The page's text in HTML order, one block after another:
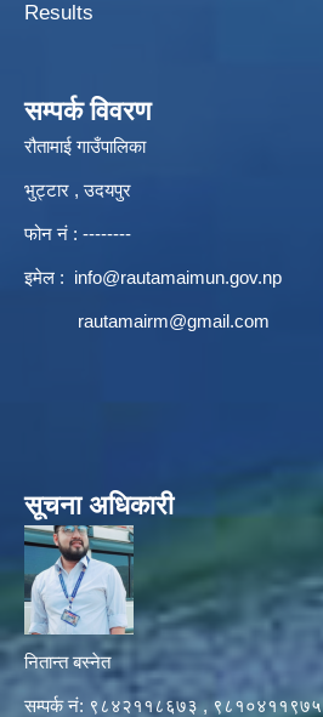
Results
सम्पर्क विवरण
रौतामाई गाउँपालिका
भुट्टार , उदयपुर
फोन नं : --------
इमेल : info@rautamaimun.gov.np
rautamairm@gmail.com
सूचना अधिकारी
नितान्त बस्नेत
सम्पर्क नं: ९८४२११८६७३ , ९८१०४११९७५